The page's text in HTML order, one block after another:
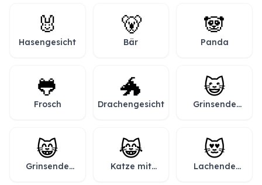
🐰
Hasengesicht
🐻
Bär
🐼
Panda
🐸
Frosch
🐲
Drachengesicht
😺
Grinsende
😸
Grinsende
😹
Katze mit
😻
Lachende